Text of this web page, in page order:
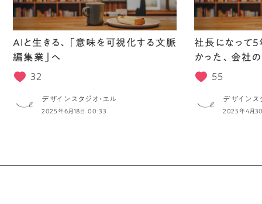
AIと生きる、「意味を可視化する文脈
編集業」へ
32
デザインスタジオ・エル
2025年6月18日 00:33
社長になって5
かった、会社
55
デザインス
2025年4月